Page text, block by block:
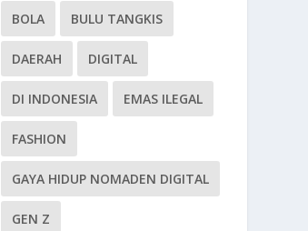
BOLA BULU TANGKIS
DAERAH DIGITAL
DI INDONESIA EMAS ILEGAL
FASHION
GAYA HIDUP NOMADEN DIGITAL
GEN Z